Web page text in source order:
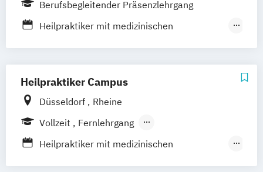
Online-Campus
Berufsbegleitender Präsenzlehrgang
Heilpraktiker mit medizinischen
Heilpraktiker Campus
Düsseldorf
Rheine
Vollzeit
Fernlehrgang
Berufsbegleitender Präsenzlehrgang
Heilpraktiker mit medizinischen